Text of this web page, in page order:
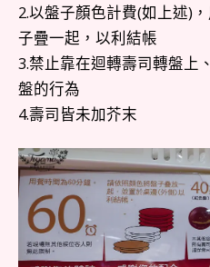
2.以盤子顏色計費(如上述)
子疊一起，以利結帳
3.禁止靠在迴轉壽司轉盤上
盤的行為
4.壽司皆未加芥末